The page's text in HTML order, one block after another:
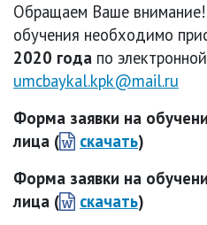
Обращаем Ваше
обучения необходимо
2020 года по
umcbaykal.kpk@mail.ru
Форма заявки на
лица (
скачать)
Форма заявки на
лица (
скачать)